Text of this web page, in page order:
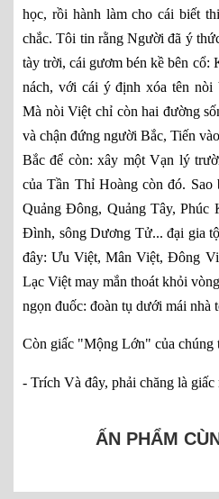
học, rồi hành làm cho cái biết
chắc. Tôi tin rằng Người đã ý
tày trời, cái gươm bén kề bên cổ:
nách, với cái ý định xóa tên
Mà nòi Việt chỉ còn hai đường
và chận đứng người Bắc, Tiến
Bắc để còn: xây một Vạn lý
của Tần Thỉ Hoàng còn đó. Sao
Quảng Đông, Quảng Tây, Phúc
Đình, sông Dương Tử... đại gia
đây: Ưu Việt, Mân Việt, Đông
Lạc Việt may mắn thoát khỏi
ngọn đuốc: đoàn tụ dưới mái nhà
Còn giấc "Mộng Lớn" của chúng
- Trích Và đây, phải chăng là giấc
ẤN PHẨM